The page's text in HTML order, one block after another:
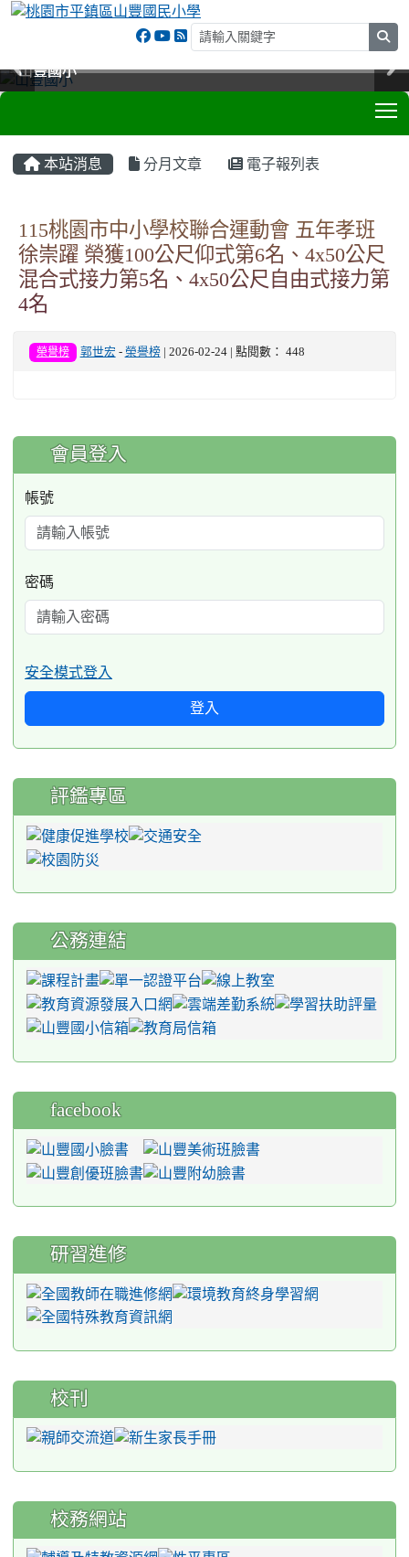
山豐國小
山豐國小
山豐國小
山豐國小
本站消息 分月文章 電子報列表
115桃園市中小學校聯合運動會 五年孝班
徐崇躍 榮獲100公尺仰式第6名、4x50公尺
混合式接力第5名、4x50公尺自由式接力第
4名
榮譽榜 郭世宏 - 榮譽榜| 2026-02-24 | 點閱數： 448
:::
會員登入
帳號
密碼
安全模式登入
登入
評鑑專區
公務連結
facebook
研習進修
校刊
校務網站